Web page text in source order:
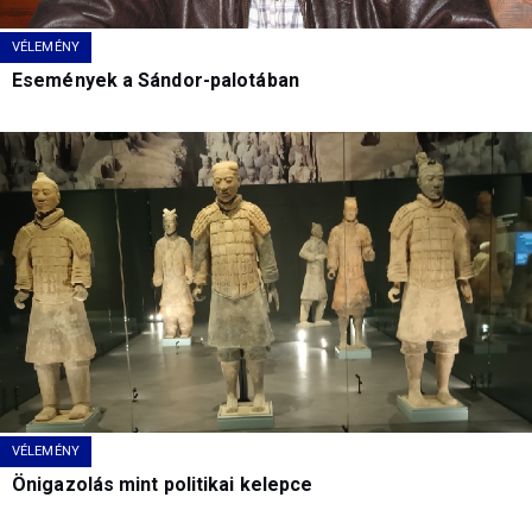
VÉLEMÉNY
Események a Sándor-palotában
VÉLEMÉNY
Önigazolás mint politikai kelepce